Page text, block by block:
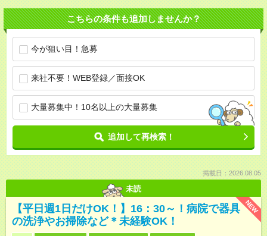
こちらの条件も追加しませんか？
今が狙い目！急募
来社不要！WEB登録／面接OK
大量募集中！10名以上の大量募集
追加して再検索！
掲載日：2026.08.05
未読
NEW
【平日週1日だけOK！】16：30～！病院で器具
の洗浄やお掃除など＊未経験OK！